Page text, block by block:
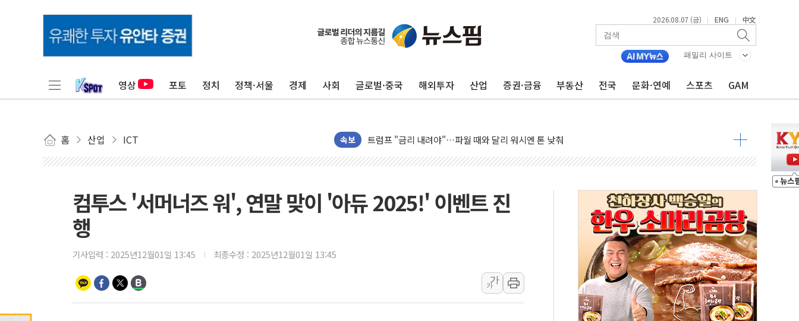
2026.08.07 (금) | ENG | 中文
패밀리 사이트
영상 포토 정치 정책·서울 경제 사회 글로벌·중국 해외투자 산업 증권·금융 부동산 전국 문화·연예 스포츠 GAM
홈 산업 ICT 속보
뉴욕증시 프리뷰, 美 고용 쇼크에 금리 인상 우려 후퇴…나스닥 선물 1%대 상승
[종합] 美 7월 고용 2만3000명 감소 '쇼크'…9월 금리 인상 기대 후퇴
뉴욕증시 개장 전 특징주...아틀라시안·클라우드플레어·태양광주↑ VS 트레이드데스크·웬디스↓
보훈부, 미 DPAA와 MOU… "6·25 미군 실종자 7359명 끝까지 찾겠다"
특정 정치인 측근 포항시 정책특보 내정설...포항시 '시끌'
李 "해남 태양광, 대한민국 다음 100년 밑거름…수도권 집중 완화 전환점"
트럼프, 中 겨냥 폴리실리콘 관세 15% 부과…美 태양광주 급등
[사진] 빈살만과 에르도안의 만남
이란와이어 "이란 최고지도자 위독…곧 사망해도 놀랍지 않아"
남동발전, 해남군에 국내 최대 규모 400MW 태양광 착공…여의도 1.6배 규모
[인도증시] 중동 불안 속 유가 상승에 소폭 하락...금융주 낙폭 커
황희 '폐버스 청년주택' SNS 글 역풍에 "정부정책 아냐" 해명
폭염 누그러지고 가뭄 숙지나...경북동해안권 8~9일 최대 100mm 호우
사우디·튀르키예·파키스탄, '공동방위협정' 체결… 수니파 국가들의 새 안보 협력 구도
컴투스 '서머너즈 워', 연말 맞이 '아듀 2025!' 이벤트 진
행
기사입력 : 2025년12월01일 13:45 최종수정 : 2025년12월01일 13:45
가
가